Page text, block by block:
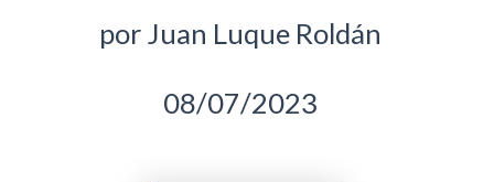
por Juan Luque Roldán
08/07/2023